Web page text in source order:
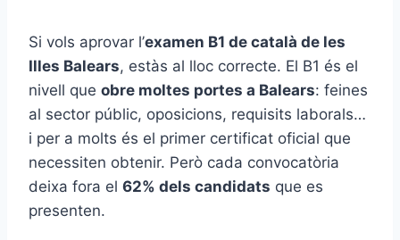
Si vols aprovar l’examen B1 de català de les
Illes Balears, estàs al lloc correcte. El B1 és el
nivell que obre moltes portes a Balears: feines
al sector públic, oposicions, requisits laborals…
i per a molts és el primer certificat oficial que
necessiten obtenir. Però cada convocatòria
deixa fora el 62% dels candidats que es
presenten.